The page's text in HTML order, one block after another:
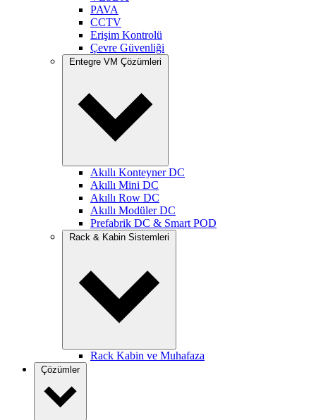
PAVA
CCTV
Erişim Kontrolü
Çevre Güvenliği
Entegre VM Çözümleri
Akıllı Konteyner DC
Akıllı Mini DC
Akıllı Row DC
Akıllı Modüler DC
Prefabrik DC & Smart POD
Rack & Kabin Sistemleri
Rack Kabin ve Muhafaza
Çözümler